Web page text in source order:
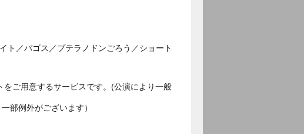
ト／パゴス／プテラノドンごろう／ショート
ご用意するサービスです。(公演により一般
部例外がございます）